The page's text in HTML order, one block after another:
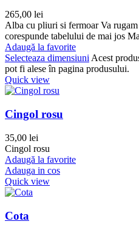
265,00 lei
Alba cu pliuri si fermoar Va rugam
corespunde tabelului de mai
Adaugă la favorite
Selecteaza dimensiuni Acest
pot fi alese în pagina produsului.
Quick view
Cingol rosu
35,00 lei
Cingol rosu
Adaugă la favorite
Adauga in cos
Quick view
Cota